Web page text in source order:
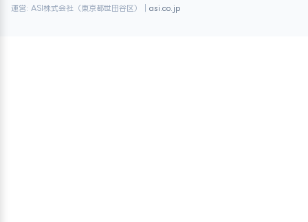
運営: ASI株式会社（東京都世田谷区）｜ asi.co.jp